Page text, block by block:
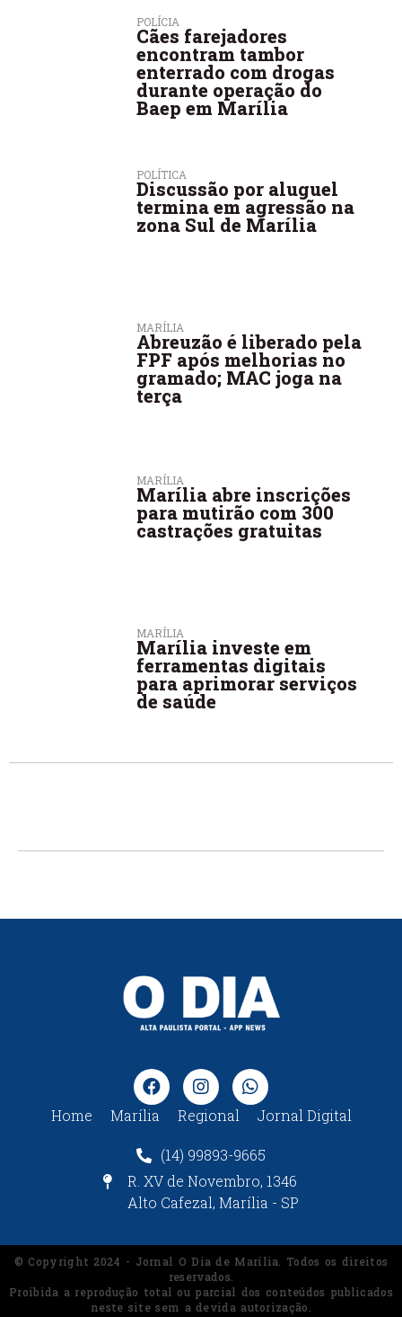
POLÍCIA
Cães farejadores
encontram tambor
enterrado com drogas
durante operação do
Baep em Marília
POLÍTICA
Discussão por aluguel
termina em agressão na
zona Sul de Marília
MARÍLIA
Abreuzão é liberado pela
FPF após melhorias no
gramado; MAC joga na
terça
MARÍLIA
Marília abre inscrições
para mutirão com 300
castrações gratuitas
MARÍLIA
Marília investe em
ferramentas digitais
para aprimorar serviços
de saúde
Home Marília Regional Jornal Digital
(14) 99893-9665
R. XV de Novembro, 1346
Alto Cafezal, Marília - SP
© Copyright 2024 - Jornal O Dia de Marília. Todos os direitos
reservados.
Proibida a reprodução total ou parcial dos conteúdos publicados
neste site sem a devida autorização.